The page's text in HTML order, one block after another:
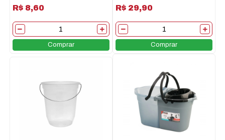
R$ 8,60
Comprar
R$ 29,90
Comprar